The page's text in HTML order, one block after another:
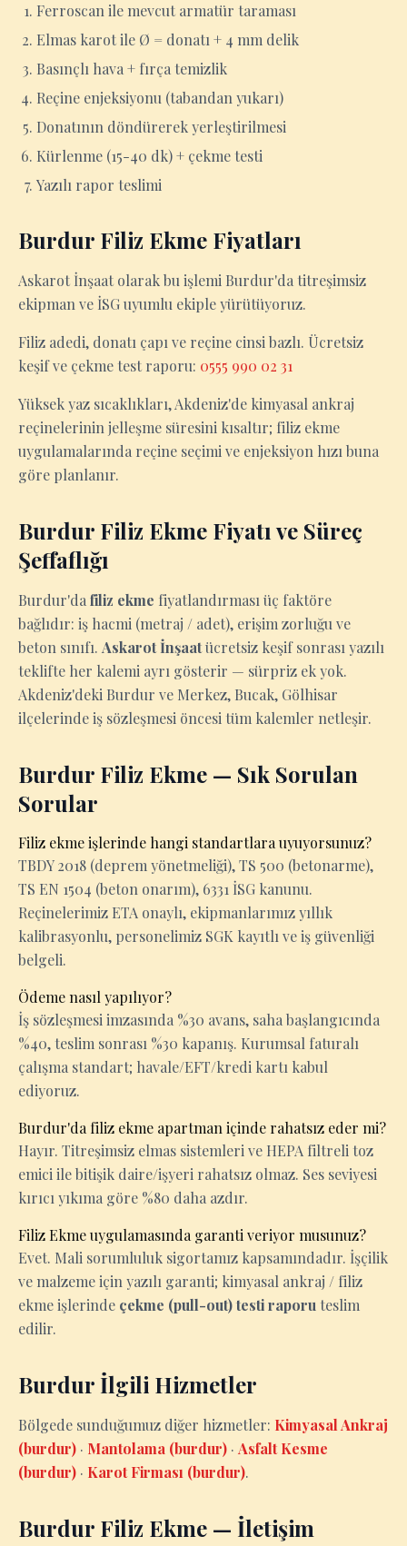
Ferroscan ile mevcut armatür taraması
Elmas karot ile Ø = donatı + 4 mm delik
Basınçlı hava + fırça temizlik
Reçine enjeksiyonu (tabandan yukarı)
Donatının döndürerek yerleştirilmesi
Kürlenme (15-40 dk) + çekme testi
Yazılı rapor teslimi
Burdur Filiz Ekme Fiyatları
Askarot İnşaat olarak bu işlemi Burdur'da titreşimsiz
ekipman ve İSG uyumlu ekiple yürütüyoruz.
Filiz adedi, donatı çapı ve reçine cinsi bazlı. Ücretsiz
keşif ve çekme test raporu: 0555 990 02 31
Yüksek yaz sıcaklıkları, Akdeniz'de kimyasal ankraj
reçinelerinin jelleşme süresini kısaltır; filiz ekme
uygulamalarında reçine seçimi ve enjeksiyon hızı buna
göre planlanır.
Burdur Filiz Ekme Fiyatı ve Süreç
Şeffaflığı
Burdur'da filiz ekme fiyatlandırması üç faktöre
bağlıdır: iş hacmi (metraj / adet), erişim zorluğu ve
beton sınıfı. Askarot İnşaatücretsiz keşif sonrası yazılı
teklifte her kalemi ayrı gösterir — sürpriz ek yok.
Akdeniz'deki Burdur ve Merkez, Bucak, Gölhisar
ilçelerinde iş sözleşmesi öncesi tüm kalemler netleşir.
Burdur Filiz Ekme — Sık Sorulan
Sorular
Filiz ekme işlerinde hangi standartlara uyuyorsunuz?
TBDY 2018 (deprem yönetmeliği), TS 500 (betonarme),
TS EN 1504 (beton onarım), 6331 İSG kanunu.
Reçinelerimiz ETA onaylı, ekipmanlarımız yıllık
kalibrasyonlu, personelimiz SGK kayıtlı ve iş güvenliği
belgeli.
Ödeme nasıl yapılıyor?
İş sözleşmesi imzasında %30 avans, saha başlangıcında
%40, teslim sonrası %30 kapanış. Kurumsal faturalı
çalışma standart; havale/EFT/kredi kartı kabul
ediyoruz.
Burdur'da filiz ekme apartman içinde rahatsız eder mi?
Hayır. Titreşimsiz elmas sistemleri ve HEPA filtreli toz
emici ile bitişik daire/işyeri rahatsız olmaz. Ses seviyesi
kırıcı yıkıma göre %80 daha azdır.
Filiz Ekme uygulamasında garanti veriyor musunuz?
Evet. Mali sorumluluk sigortamız kapsamındadır. İşçilik
ve malzeme için yazılı garanti; kimyasal ankraj / filiz
ekme işlerinde çekme (pull-out) testi raporu teslim
edilir.
Burdur İlgili Hizmetler
Bölgede sunduğumuz diğer hizmetler: Kimyasal Ankraj
(burdur) · Mantolama (burdur) · Asfalt Kesme
(burdur) · Karot Firması (burdur).
Burdur Filiz Ekme — İletişim